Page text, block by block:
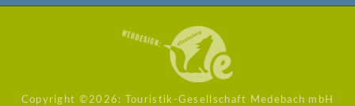
Copyright ©2026: Touristik-Gesellschaft Medebach mbH